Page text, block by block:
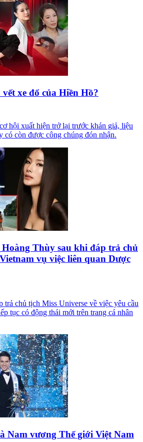
xe đổ của Hiền Hồ?
hội xuất hiện trở lại trước khán giả, liệu
có còn được công chúng đón nhận.
Thùy sau khi đáp trả chủ
vụ việc liên quan Dược
trả chủ tịch Miss Universe về việc yêu cầu
tục có động thái mới trên trang cá nhân
Nam vương Thế giới Việt Nam